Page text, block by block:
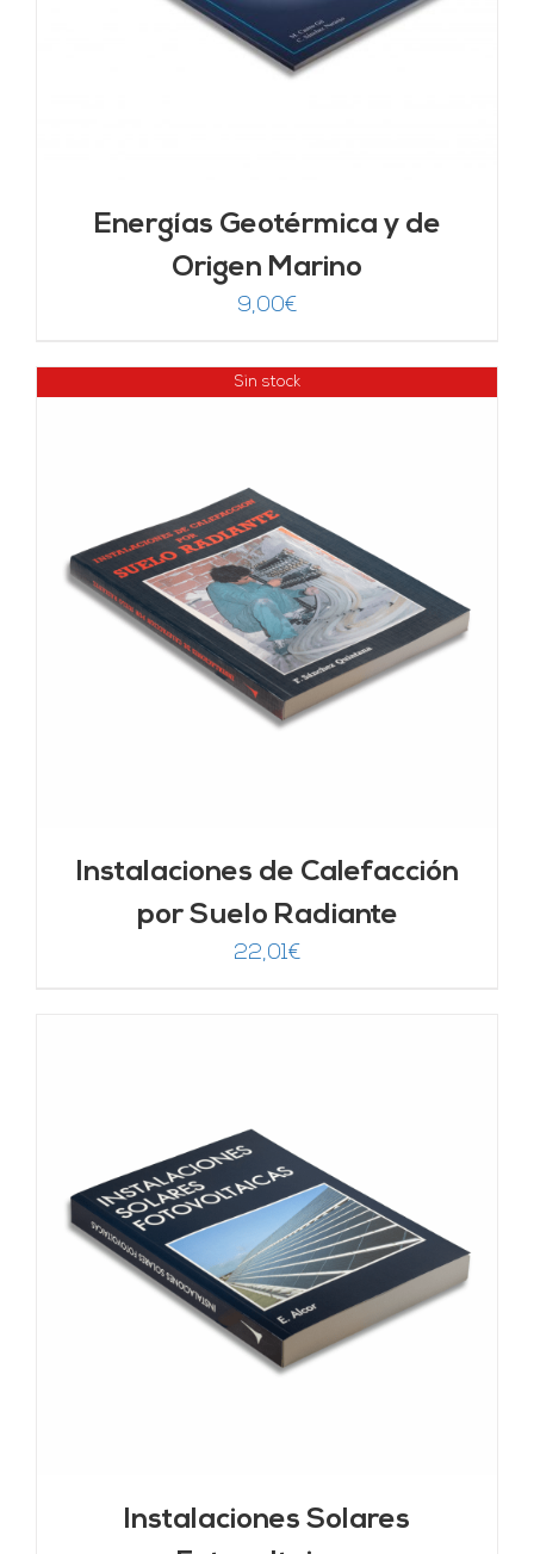
Energías Geotérmica y de
Origen Marino
9,00€
Sin stock
Instalaciones de Calefacción
por Suelo Radiante
22,01€
Instalaciones Solares